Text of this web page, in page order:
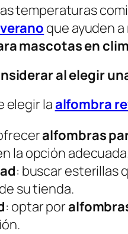
temperaturas
que ayuden
mascotas en
al elegir
elegir laalfombra
alfombras
la opción
: buscar esterillas
su tienda.
: optar por